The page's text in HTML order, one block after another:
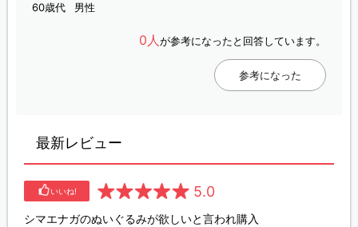
60歳代
男性
0人が参考になったと回答しています。
参考になった
最新レビュー
いいね! 5.0
シマエナガのぬいぐるみが欲しいと言われ購入